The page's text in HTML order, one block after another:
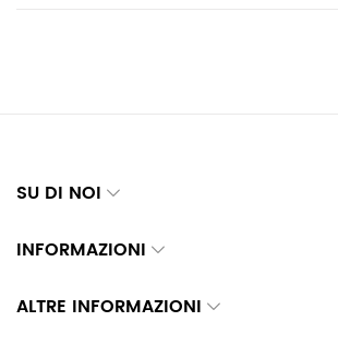
SU DI NOI
INFORMAZIONI
ALTRE INFORMAZIONI